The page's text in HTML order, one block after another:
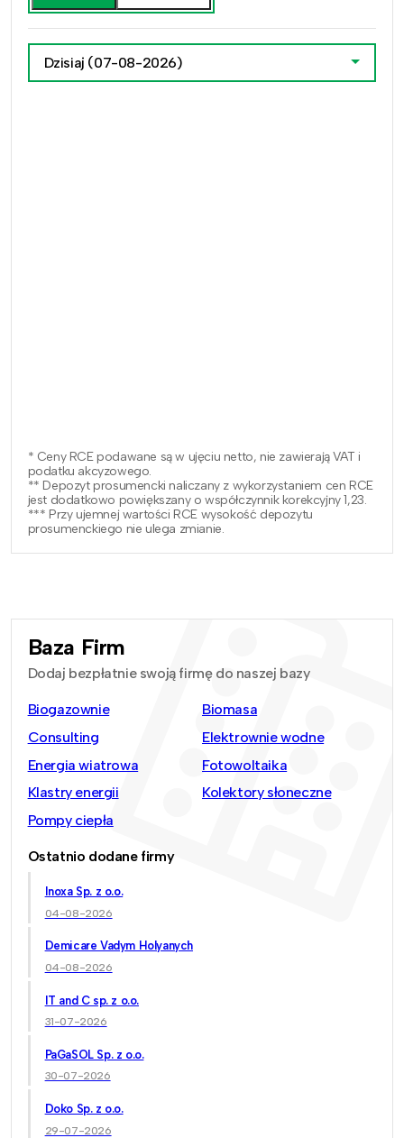
Dzisiaj (07-08-2026)
* Ceny RCE podawane są w ujęciu netto, nie zawierają VAT i
podatku akcyzowego.
** Depozyt prosumencki naliczany z wykorzystaniem cen RCE
jest dodatkowo powiększany o współczynnik korekcyjny 1,23.
*** Przy ujemnej wartości RCE wysokość depozytu
prosumenckiego nie ulega zmianie.
Baza Firm
Dodaj bezpłatnie swoją firmę do naszej bazy
Biogazownie
Biomasa
Consulting
Elektrownie wodne
Energia wiatrowa
Fotowoltaika
Klastry energii
Kolektory słoneczne
Pompy ciepła
Ostatnio dodane firmy
Inoxa Sp. z o.o.
04-08-2026
Demicare Vadym Holyanych
04-08-2026
IT and C sp. z o.o.
31-07-2026
PaGaSOL Sp. z o.o.
30-07-2026
Doko Sp. z o.o.
29-07-2026